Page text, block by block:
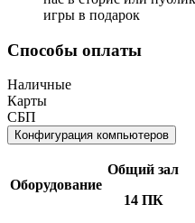
игры в подарок
Способы оплаты
Наличные
Карты
СБП
Конфигурация компьютеров
Оборудование
Общий зал
14 ПК